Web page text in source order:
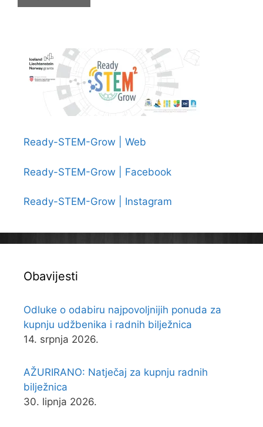
set
IKT-
za
učenike
Ready-STEM-Grow | Web
Ready-STEM-Grow | Facebook
Ready-STEM-Grow | Instagram
Obavijesti
Odluke o odabiru najpovoljnijih ponuda za
kupnju udžbenika i radnih bilježnica
14. srpnja 2026.
AŽURIRANO: Natječaj za kupnju radnih
bilježnica
30. lipnja 2026.